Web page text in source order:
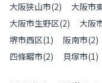
大阪狭山市(2) 大阪市
大阪市生野区(2) 大阪
堺市西区(1) 阪南市(2)
四條畷市(2) 貝塚市(1)